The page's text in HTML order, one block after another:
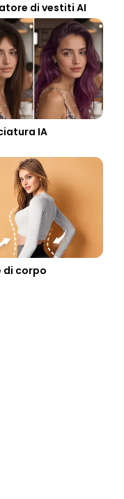
di vestiti AI
IA
di corpo